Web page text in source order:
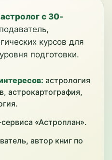
с 30-
курсов для
подготовки.
астрология
астрокартография,
«Астроплан».
автор книг по